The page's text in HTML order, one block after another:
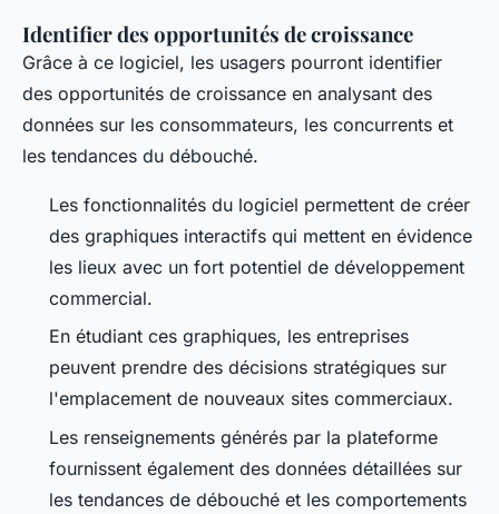
Identifier des opportunités de croissance
Grâce à ce logiciel, les usagers pourront identifier
des opportunités de croissance en analysant des
données sur les consommateurs, les concurrents et
les tendances du débouché.
Les fonctionnalités du logiciel permettent de créer
des graphiques interactifs qui mettent en évidence
les lieux avec un fort potentiel de développement
commercial.
En étudiant ces graphiques, les entreprises
peuvent prendre des décisions stratégiques sur
l'emplacement de nouveaux sites commerciaux.
Les renseignements générés par la plateforme
fournissent également des données détaillées sur
les tendances de débouché et les comportements